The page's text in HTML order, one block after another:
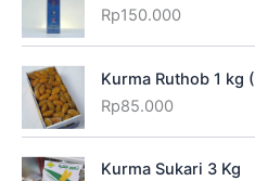
Rp150.000
Kurma Ruthob 1 kg
Rp85.000
Kurma Sukari 3 Kg